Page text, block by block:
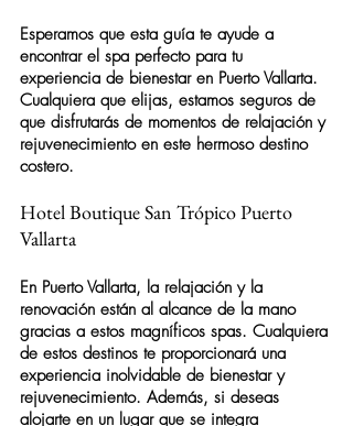
Esperamos que esta guía te ayude a
encontrar el spa perfecto para tu
experiencia de bienestar en Puerto Vallarta.
Cualquiera que elijas, estamos seguros de
que disfrutarás de momentos de relajación y
rejuvenecimiento en este hermoso destino
costero.
Hotel Boutique San Trópico Puerto
Vallarta
En Puerto Vallarta, la relajación y la
renovación están al alcance de la mano
gracias a estos magníficos spas. Cualquiera
de estos destinos te proporcionará una
experiencia inolvidable de bienestar y
rejuvenecimiento. Además, si deseas
alojarte en un lugar que se integra